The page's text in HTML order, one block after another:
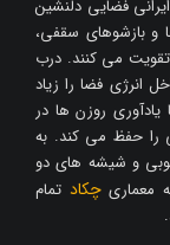
فضایی دلنشین
و بازشوهای سقفی،
تقویت می کنند. درب
انرژی فضا را زیاد
روزن ها در
را حفظ می کند. به
و شیشه های دو
معماریچکاد تمام